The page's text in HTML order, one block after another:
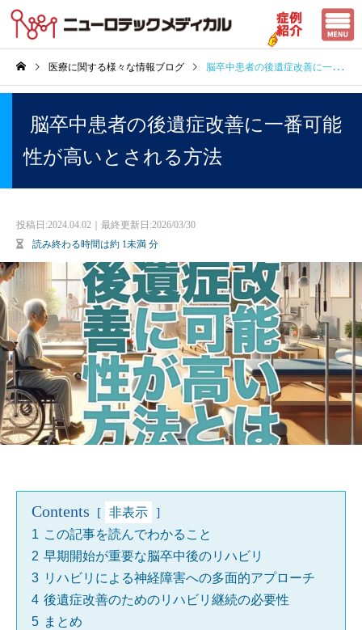
医療に関する様々な情報ブログ 脳卒中患者の後遺症改善に一番可能性が高いとされる方法
脳卒中患者の後遺症改善に一番可能
性が高いとされる方法
投稿日:2024.04.02｜最終更新日:2026/03/30
読み終わる時間は約 1未満 分
Contents
非表示
1 この記事を読んでわかること
2 早期開始が重要な脳卒中後のリハビリ
3 リハビリによる神経障害への多面的アプローチ
4 後遺症改善のためのリハビリ継続の必要性
5 まとめ